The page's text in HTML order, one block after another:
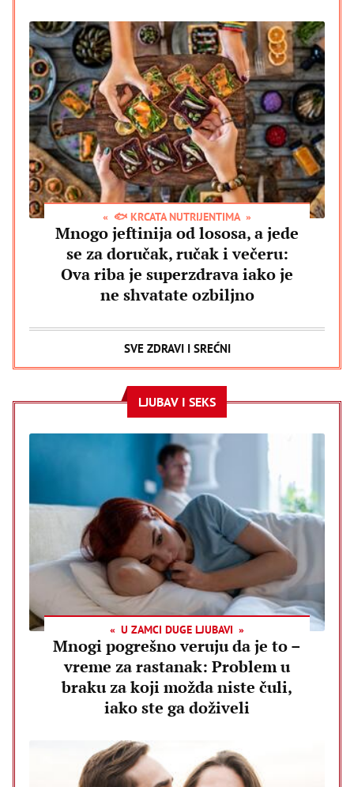
🐟 KRCATA NUTRIJENTIMA
Mnogo jeftinija od lososa, a jede
se za doručak, ručak i večeru:
Ova riba je superzdrava iako je
ne shvatate ozbiljno
SVE ZDRAVI I SREĆNI
LJUBAV I SEKS
U ZAMCI DUGE LJUBAVI
Mnogi pogrešno veruju da je to –
vreme za rastanak: Problem u
braku za koji možda niste čuli,
iako ste ga doživeli